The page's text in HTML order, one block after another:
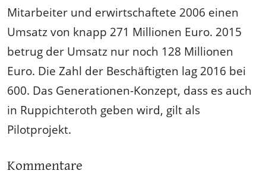
Mitarbeiter und erwirtschaftete 2006 einen
Umsatz von knapp 271 Millionen Euro. 2015
betrug der Umsatz nur noch 128 Millionen
Euro. Die Zahl der Beschäftigten lag 2016 bei
600. Das Generationen-Konzept, dass es auch
in Ruppichteroth geben wird, gilt als
Pilotprojekt.
Kommentare